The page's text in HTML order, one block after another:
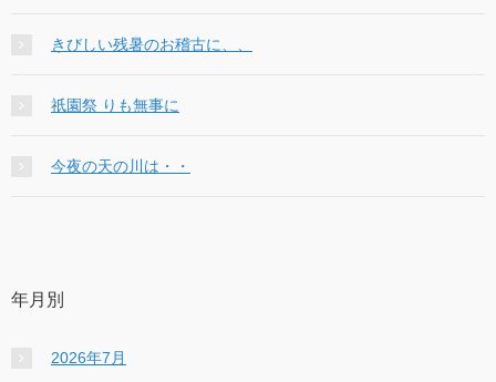
きびしい残暑のお稽古に、、
祇園祭 りも無事に
今夜の天の川は・・
年月別
2026年7月